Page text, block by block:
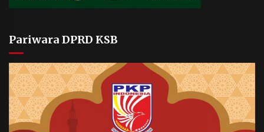
Pariwara DPRD KSB